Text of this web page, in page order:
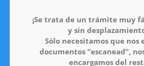
¡Se trata de un trámite muy
y sin
Sólo necesitamos que nos
documentos “escanead”,
encargamos del